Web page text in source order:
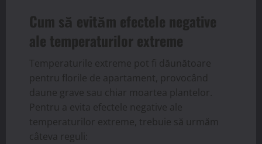
Cum să evităm efectele negative
ale temperaturilor extreme
Temperaturile extreme pot fi dăunătoare
pentru florile de apartament, provocând
daune grave sau chiar moartea plantelor.
Pentru a evita efectele negative ale
temperaturilor extreme, trebuie să urmăm
câteva reguli: